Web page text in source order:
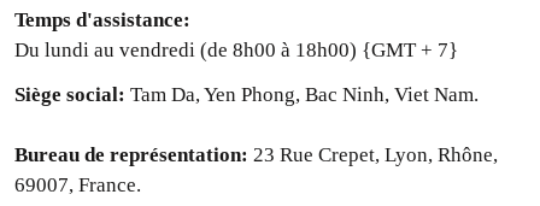
Temps d'assistance:
Du lundi au vendredi (de 8h00 à 18h00) {GMT + 7}
Siège social: Tam Da, Yen Phong, Bac Ninh, Viet Nam.
Bureau de représentation: 23 Rue Crepet, Lyon, Rhône,
69007, France.